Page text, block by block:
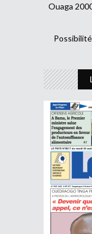
Ouaga